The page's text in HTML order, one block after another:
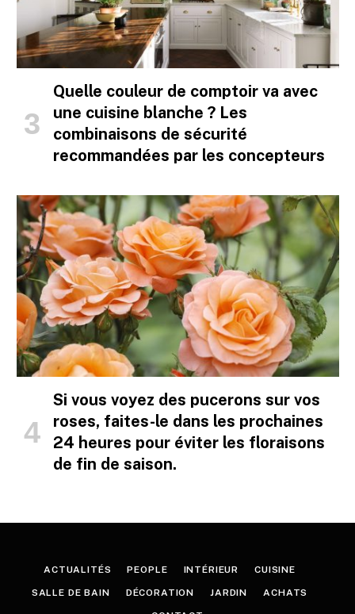
Quelle couleur de comptoir va avec
une cuisine blanche ? Les
combinaisons de sécurité
recommandées par les concepteurs
Si vous voyez des pucerons sur vos
roses, faites-le dans les prochaines
24 heures pour éviter les floraisons
de fin de saison.
ACTUALITÉS PEOPLE INTÉRIEUR CUISINE
SALLE DE BAIN DÉCORATION JARDIN ACHATS